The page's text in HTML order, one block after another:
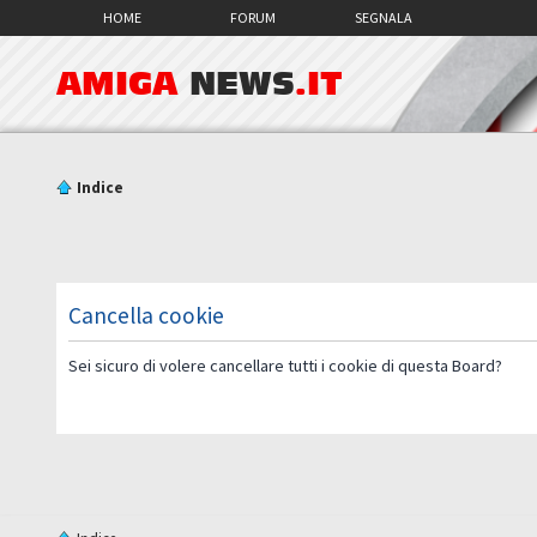
HOME FORUM SEGNALA
AMIGA NEWS.IT
Indice
Cancella cookie
Sei sicuro di volere cancellare tutti i cookie di questa Board?